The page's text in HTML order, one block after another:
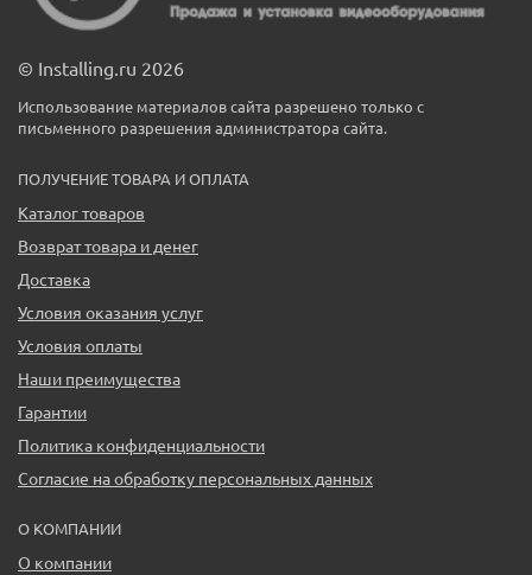
© Installing.ru 2026
Использование материалов сайта разрешено только с
письменного разрешения администратора сайта.
ПОЛУЧЕНИЕ ТОВАРА И ОПЛАТА
Каталог товаров
Возврат товара и денег
Доставка
Условия оказания услуг
Условия оплаты
Наши преимущества
Гарантии
Политика конфиденциальности
Согласие на обработку персональных данных
О КОМПАНИИ
О компании